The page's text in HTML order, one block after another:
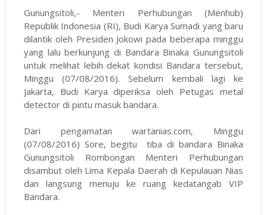
Gunungsitoli,- Menteri Perhubungan (Menhub)
Republik Indonesia (RI), Budi Karya Sumadi yang baru
dilantik oleh Presiden Jokowi pada beberapa minggu
yang lalu berkunjung di Bandara Binaka Gunungsitoli
untuk melihat lebih dekat kondisi Bandara tersebut,
Minggu (07/08/2016). Sebelum kembali lagi ke
Jakarta, Budi Karya diperiksa oleh Petugas metal
detector di pintu masuk bandara.
Dari pengamatan wartanias.com, Minggu
(07/08/2016) Sore, begitu tiba di bandara Binaka
Gunungsitoli Rombongan Menteri Perhubungan
disambut oleh Lima Kepala Daerah di Kepulauan Nias
dan langsung menuju ke ruang kedatangab VIP
Bandara.